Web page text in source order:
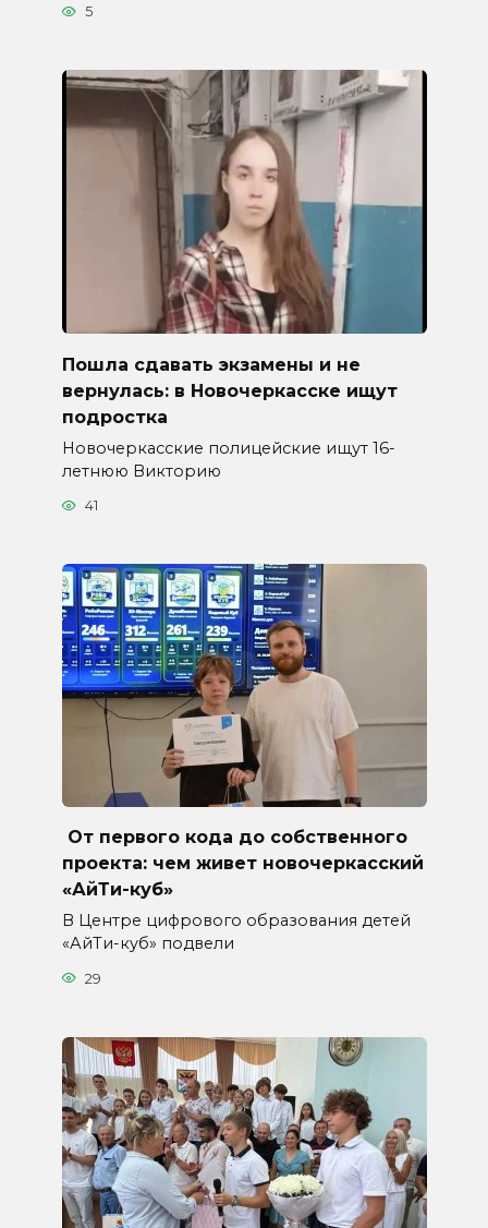
5
Пошла сдавать экзамены и не
вернулась: в Новочеркасске ищут
подростка
Новочеркасские полицейские ищут 16-
летнюю Викторию
41
От первого кода до собственного
проекта: чем живет новочеркасский
«АйТи-куб»
В Центре цифрового образования детей
«АйТи-куб» подвели
29